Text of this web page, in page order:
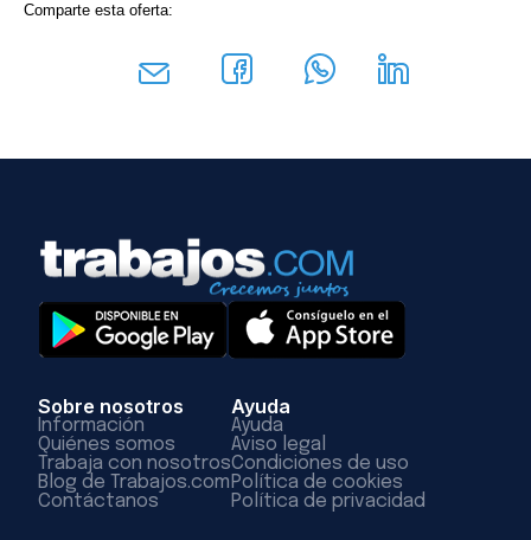
Comparte esta oferta:
Sobre nosotros
Información
Quiénes somos
Trabaja con nosotros
Blog de Trabajos.com
Contáctanos
Ayuda
Ayuda
Aviso legal
Condiciones de uso
Política de cookies
Política de privacidad